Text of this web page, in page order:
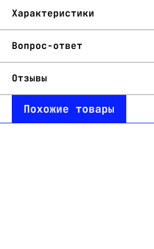
Характеристики
Вопрос-ответ
Отзывы
Похожие товары